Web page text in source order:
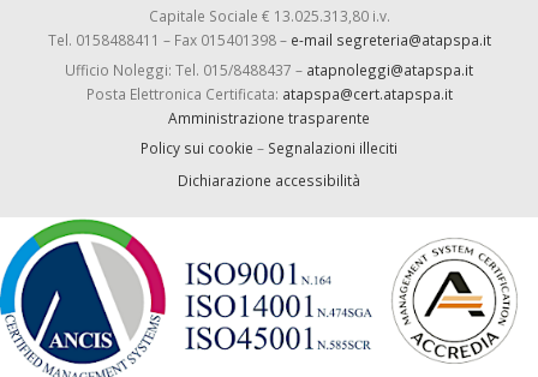
Capitale Sociale € 13.025.313,80 i.v.
Tel. 0158488411 – Fax 015401398 – e-mail segreteria@atapspa.it
Ufficio Noleggi: Tel. 015/8488437 – atapnoleggi@atapspa.it
Posta Elettronica Certificata: atapspa@cert.atapspa.it
Amministrazione trasparente
Policy sui cookie – Segnalazioni illeciti
Dichiarazione accessibilità